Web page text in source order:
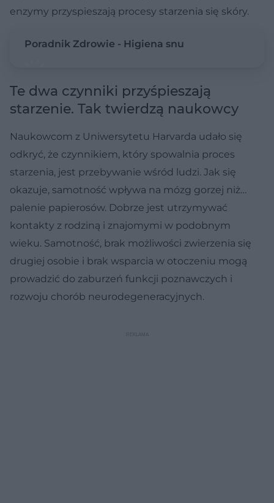
enzymy przyspieszają procesy starzenia się skóry.
Poradnik Zdrowie - Higiena snu
Te dwa czynniki przyśpieszają
starzenie. Tak twierdzą naukowcy
Naukowcom z Uniwersytetu Harvarda udało się
odkryć, że czynnikiem, który spowalnia proces
starzenia, jest przebywanie wśród ludzi. Jak się
okazuje, samotność wpływa na mózg gorzej niż…
palenie papierosów. Dobrze jest utrzymywać
kontakty z rodziną i znajomymi w podobnym
wieku. Samotność, brak możliwości zwierzenia się
drugiej osobie i brak wsparcia w otoczeniu mogą
prowadzić do zaburzeń funkcji poznawczych i
rozwoju chorób neurodegeneracyjnych.